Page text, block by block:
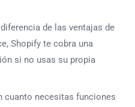
de las ventajas de
Shopify te cobra una
si no usas su propia
cuanto necesitas funciones